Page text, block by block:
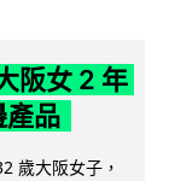
阪女 2 年
產品
歲大阪女子，